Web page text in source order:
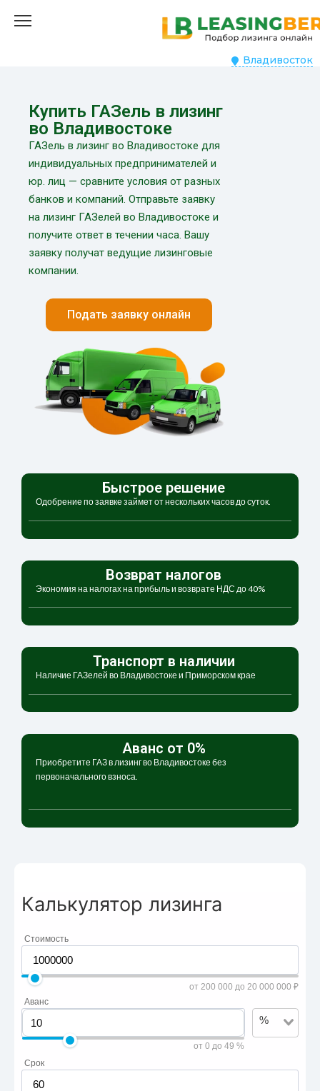
Владивосток
Купить ГАЗель в лизинг
во Владивостоке
ГАЗель в лизинг во Владивостоке для
индивидуальных предпринимателей и
юр. лиц — сравните условия от разных
банков и компаний. Отправьте заявку
на лизинг ГАЗелей во Владивостоке и
получите ответ в течении часа. Вашу
заявку получат ведущие лизинговые
компании.
Подать заявку онлайн
Быстрое решение
Одобрение по заявке займет от нескольких часов до суток.
Возврат налогов
Экономия на налогах на прибыль и возврате НДС до 40%
Транспорт в наличии
Наличие ГАЗелей во Владивостоке и Приморском крае
Аванс от 0%
Приобретите ГАЗ в лизинг во Владивостоке без
первоначального взноса.
Калькулятор лизинга
Стоимость
от 200 000 до 20 000 000 ₽
Аванс
от 0 до 49 %
%
Срок